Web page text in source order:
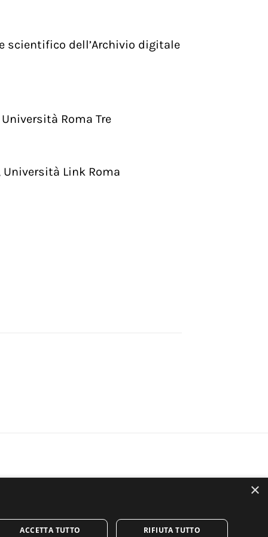
scientifico dell’Archivio digitale
Roma Tre
Link Roma
×
ACCETTA TUTTO RIFIUTA TUTTO